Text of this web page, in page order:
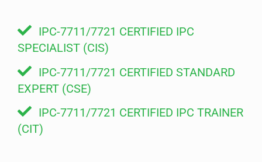
IPC-7711/7721 CERTIFIED IPC
SPECIALIST (CIS)
IPC-7711/7721 CERTIFIED STANDARD
EXPERT (CSE)
IPC-7711/7721 CERTIFIED IPC TRAINER
(CIT)